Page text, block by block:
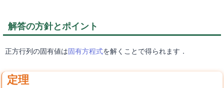
解答の方針とポイント
正方行列の固有値は固有方程式を解くことで得られます．